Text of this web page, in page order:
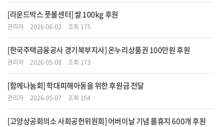
[라운드박스 풋볼센터] 쌀 100kg 후원
관리자 2026-06-02 조회 175
[한국주택금융공사 경기북부지사] 온누리상품권 100만원 후원
관리자 2026-05-08 조회 173
[함께나눔회] 학대피해아동을 위한 후원금 전달
관리자 2026-05-07 조회 154
[고양상공회의소 사회공헌위원회] 어버이날 기념 롤휴지 600개 후원